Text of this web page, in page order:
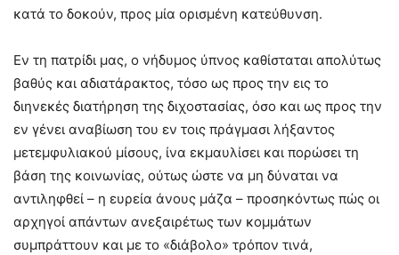
κατά το δοκούν, προς μία ορισμένη κατεύθυνση.
Εν τη πατρίδι μας, ο νήδυμος ύπνος καθίσταται απολύτως
βαθύς και αδιατάρακτος, τόσο ως προς την εις το
διηνεκές διατήρηση της διχοστασίας, όσο και ως προς την
εν γένει αναβίωση του εν τοις πράγμασι λήξαντος
μετεμφυλιακού μίσους, ίνα εκμαυλίσει και πορώσει τη
βάση της κοινωνίας, ούτως ώστε να μη δύναται να
αντιληφθεί – η ευρεία άνους μάζα – προσηκόντως πώς οι
αρχηγοί απάντων ανεξαιρέτως των κομμάτων
συμπράττουν και με το «διάβολο» τρόπον τινά,